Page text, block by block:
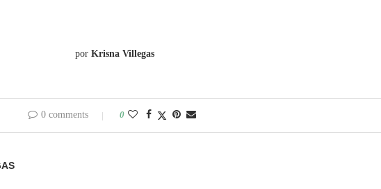
por Krisna Villegas
0 comments 0